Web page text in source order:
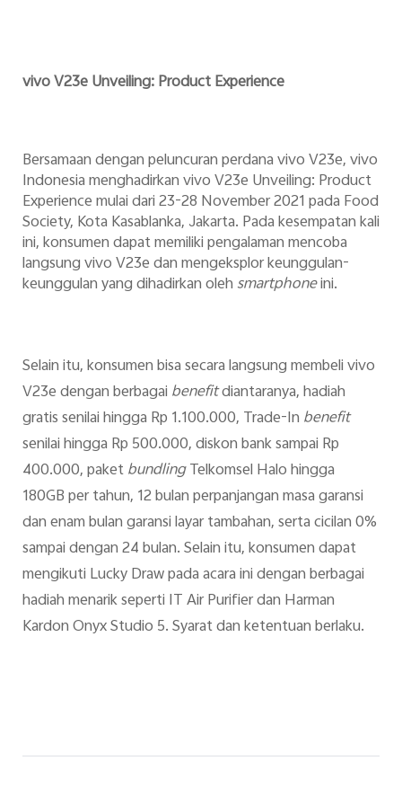
vivo V23e Unveiling: Product Experience
Bersamaan dengan peluncuran perdana vivo V23e, vivo
Indonesia menghadirkan vivo V23e Unveiling: Product
Experience mulai dari 23-28 November 2021 pada Food
Society, Kota Kasablanka, Jakarta. Pada kesempatan kali
ini, konsumen dapat memiliki pengalaman mencoba
langsung vivo V23e dan mengeksplor keunggulan-
keunggulan yang dihadirkan oleh smartphoneini.
Selain itu, konsumen bisa secara langsung membeli vivo
V23e dengan berbagai benefitdiantaranya, hadiah
gratis senilai hingga Rp 1.100.000, Trade-In benefit
senilai hingga Rp 500.000, diskon bank sampai Rp
400.000, paketbundlingTelkomsel Halo hingga
180GB per tahun, 12 bulan perpanjangan masa garansi
dan enam bulan garansi layar tambahan, serta cicilan 0%
sampai dengan 24 bulan. Selain itu, konsumen dapat
mengikuti Lucky Draw pada acara ini dengan berbagai
hadiah menarik seperti IT Air Purifier dan Harman
Kardon Onyx Studio 5. Syarat dan ketentuan berlaku.